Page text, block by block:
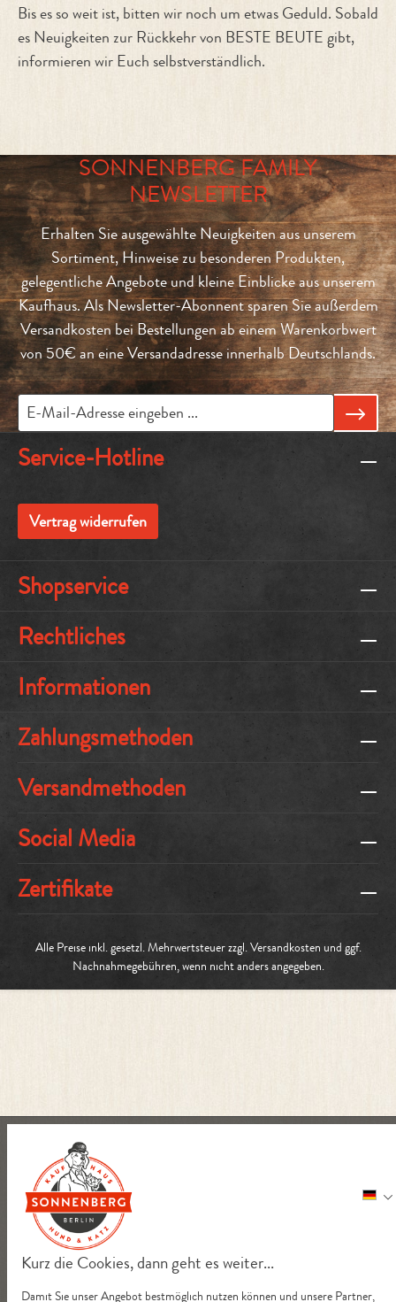
Kurz die Cookies, dann geht es weiter...
Damit Sie unser Angebot bestmöglich nutzen können und unsere Partner,
Bis es so weit ist, bitten wir noch um etwas Geduld. Sobald
es Neuigkeiten zur Rückkehr von BESTE BEUTE gibt,
informieren wir Euch selbstverständlich.
SONNENBERG FAMILY
NEWSLETTER
Erhalten Sie ausgewählte Neuigkeiten aus unserem
Sortiment, Hinweise zu besonderen Produkten,
gelegentliche Angebote und kleine Einblicke aus unserem
Kaufhaus. Als Newsletter-Abonnent sparen Sie außerdem
Versandkosten bei Bestellungen ab einem Warenkorbwert
von 50€ an eine Versandadresse innerhalb Deutschlands.
Service-Hotline
Vertrag widerrufen
Shopservice
Rechtliches
Informationen
Zahlungsmethoden
Versandmethoden
Social Media
Zertifikate
Alle Preise inkl. gesetzl. Mehrwertsteuer zzgl.Versandkosten und ggf.
Nachnahmegebühren, wenn nicht anders angegeben.